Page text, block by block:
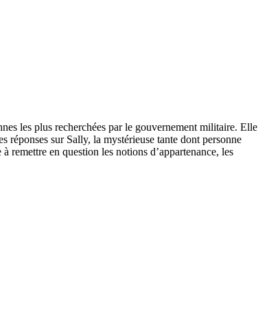
les plus recherchées par le gouvernement militaire. Elle
réponses sur Sally, la mystérieuse tante dont personne
remettre en question les notions d’appartenance, les